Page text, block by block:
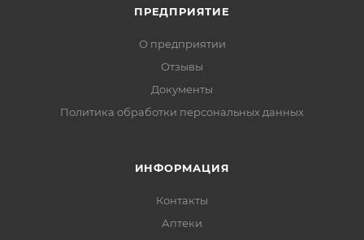
ПРЕДПРИЯТИЕ
О предприятии
Отзывы
Документы
Политика обработки персональных данных
ИНФОРМАЦИЯ
Контакты
Аптеки